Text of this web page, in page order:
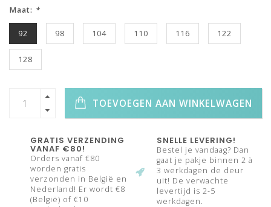
Maat: *
92 98 104 110 116 122
128
TOEVOEGEN AAN WINKELWAGEN
GRATIS VERZENDING
VANAF €80!
Orders vanaf €80
worden gratis
verzonden in België en
Nederland! Er wordt €8
(België) of €10
SNELLE LEVERING!
Bestel je vandaag? Dan
gaat je pakje binnen 2 à
3 werkdagen de deur
uit! De verwachte
levertijd is 2-5
werkdagen.